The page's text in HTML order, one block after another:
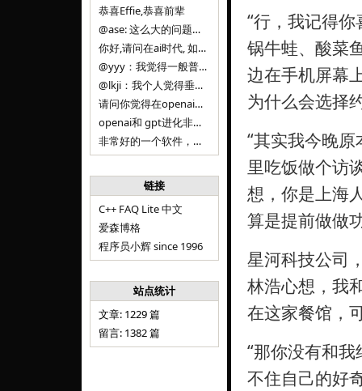
恭喜Effie,恭喜前辈
@ase: 这么大的问题，我觉得我并没有答案。又或者说，每个人（公司）有自己的答案。
你好,请问在ai时代, 如何做软件. 是像以前那样,先构建软件的功能界面和服务,比如Office,嘀嘀打车,airbnb那样的界面
@yyy：我觉得一般普通人（非技术类以及非AI专业领域的人）会接触到的大语言模型肯定是大厂的超级模型。开源模型以后会更多被用在垂直
@lkji：我个人觉得垂直模型会自成一条发展线路的。AI 落地实际应用，一定还是垂直领域会更多。只是，垂直领域每个领域都不大，所以
请问你觉得在openai大语言模型一日千里的情况下，人们还需要去了解学习理解使用开源模型吗，还是说只需要使用openai的大语言模
openai和 gpt进化非常快， 还有垂直模型的机会吗
非常好的一个软件，恭喜。
链接
C++ FAQ Lite 中文
爱森博格
程序员小辉 since 1996
站点统计
文章: 1229 篇
留言: 1382 篇
“行，我记得
锅牛蛙、酸菜
边在手机屏幕
为什么会选择
“其实我今晚
里吃饭做个访
想，你是上海
算是提前做做
星河科技公司
林浩心想，我
在这家餐馆，
“那你没有和
不住自己的好